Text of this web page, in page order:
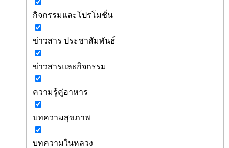
กิจกรรมและโปรโมชั่น
ข่าวสาร ประชาสัมพันธ์
ข่าวสารและกิจกรรม
ความรู้คู่อาหาร
บทความสุขภาพ
บทความในหลวง